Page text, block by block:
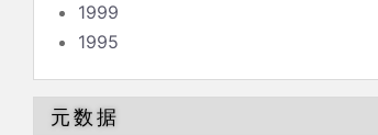
1999
1995
元数据